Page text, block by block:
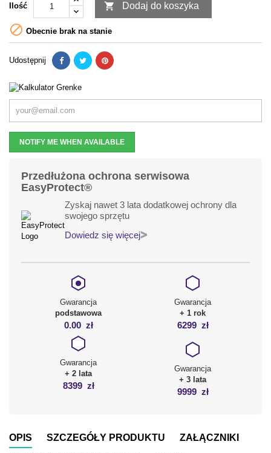
Ilość  Dodaj do koszyka
 Obecnie brak na stanie
Udostępnij
NOTIFY ME WHEN AVAILABLE
Przedłużona ochrona serwisowa
EasyProtect®
Zyskaj nawet 3 lata dodatkowej ochrony dla
swojego sprzętu
Dowiedz się więcej
Gwarancja
podstawowa
0.00 zł
Gwarancja
+ 1 rok
6299 zł
Gwarancja
+ 2 lata
8399 zł
Gwarancja
+ 3 lata
9999 zł
OPIS SZCZEGÓŁY PRODUKTU ZAŁĄCZNIKI